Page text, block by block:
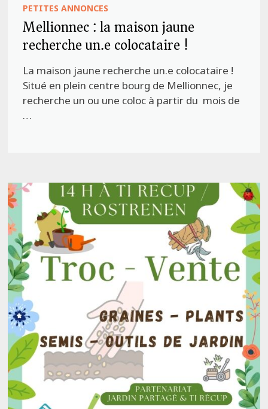
PETITES ANNONCES
Mellionnec : la maison jaune
recherche un.e colocataire !
La maison jaune recherche un.e colocataire !
Situé en plein centre bourg de Mellionnec, je
recherche un ou une coloc à partir du mois de
…